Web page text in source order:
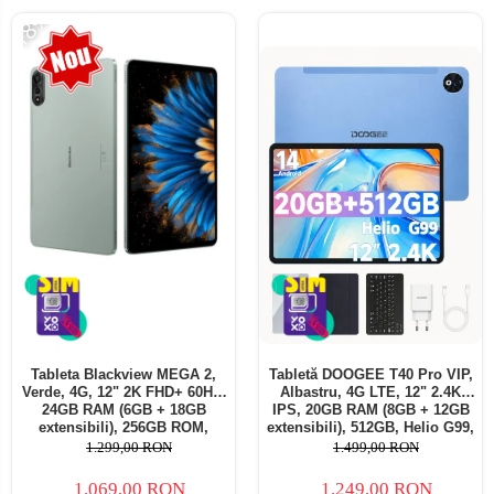
-18%
Tableta Blackview MEGA 2,
Verde, 4G, 12" 2K FHD+ 60Hz,
24GB RAM (6GB + 18GB
extensibili), 256GB ROM,
Android 15, Unisoc T615,
Stylus, Face Unlock, Dual SIM
1.299,00 RON
1.069,00 RON
Tabletă DOOGEE T40 Pro VIP,
Albastru, 4G LTE, 12" 2.4K
IPS, 20GB RAM (8GB + 12GB
extensibili), 512GB, Helio G99,
10800mAh, 33W, Android 14,
1.499,00 RON
1.249,00 RON